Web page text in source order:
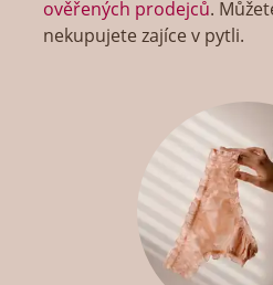
ověřených prodejců.
nekupujete zajíce v pytli.